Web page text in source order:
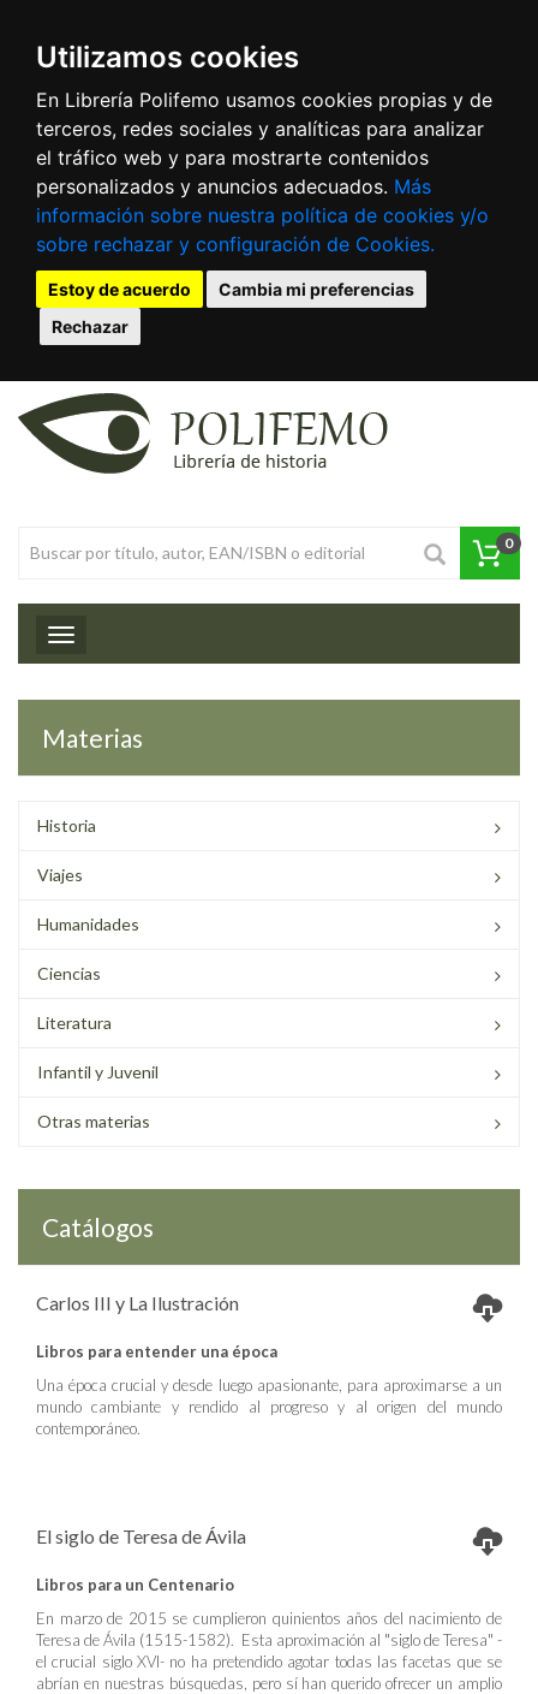
Utilizamos cookies
En Librería Polifemo usamos cookies propias y de
terceros, redes sociales y analíticas para analizar
el tráfico web y para mostrarte contenidos
personalizados y anuncios adecuados. Más
información sobre nuestra política de cookies y/o
sobre rechazar y configuración de Cookies.
Estoy de acuerdo
Cambia mi preferencias
Rechazar
0
Toggle navigation
Materias
Historia
Viajes
Humanidades
Ciencias
Literatura
Infantil y Juvenil
Otras materias
Catálogos
Carlos III y La Ilustración
Libros para entender una época
Una época crucial y desde luego apasionante, para aproximarse a un
mundo cambiante y rendido al progreso y al origen del mundo
contemporáneo.
El siglo de Teresa de Ávila
Libros para un Centenario
En marzo de 2015 se cumplieron quinientos años del nacimiento de
Teresa de Ávila (1515-1582). Esta aproximación al "siglo de Teresa" -
el crucial siglo XVI- no ha pretendido agotar todas las facetas que se
abrían en nuestras búsquedas, pero sí han querido ofrecer un amplio